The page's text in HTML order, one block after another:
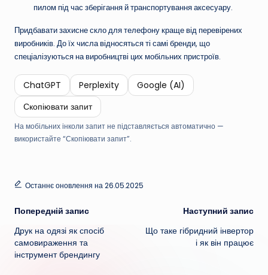
пилом під час зберігання й транспортування аксесуару.
Придбавати захисне скло для телефону краще від перевірених
виробників. До їх числа відносяться ті самі бренди, що
спеціалізуються на виробництві цих мобільних пристроїв.
ChatGPT Perplexity
Google (AI)
Скопіювати запит
На мобільних інколи запит не підставляється автоматично —
використайте “Скопіювати запит”.
Останнє оновлення на 26.05.2025
Навігація
по
запису
Попередній запис
Друк на одязі як спосіб
самовираження та
інструмент брендингу
Наступний запис
Що таке гібридний інвертор
і як він працює